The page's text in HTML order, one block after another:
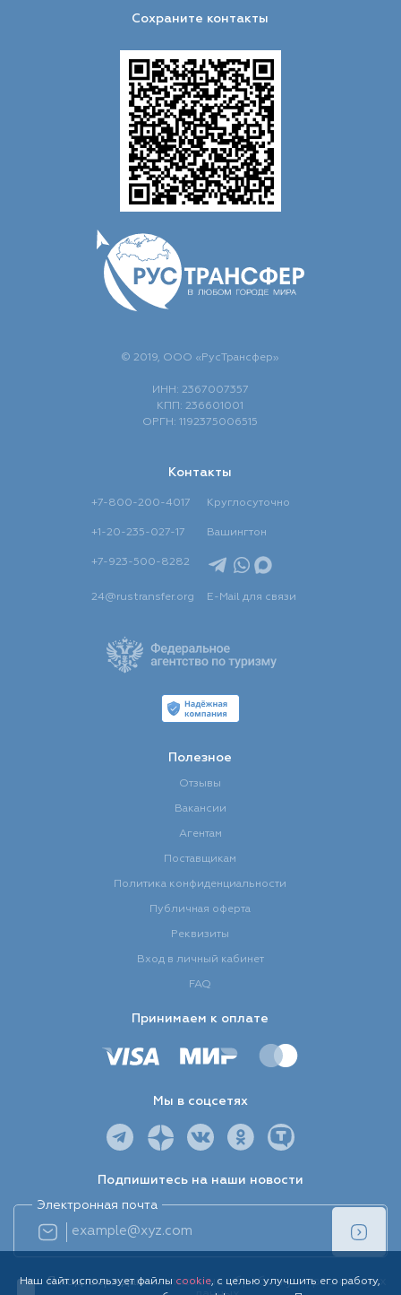
Сохраните контакты
© 2019, ООО «РусТрансфер»
ИНН: 2367007357
КПП: 236601001
ОРГН: 1192375006515
Контакты
+7-800-200-4017 Круглосуточно
+1-20-235-027-17 Вашингтон
+7-923-500-8282
24@rustransfer.org E-Mail для связи
Полезное
Отзывы
Вакансии
Агентам
Поставщикам
Политика конфиденциальности
Публичная оферта
Реквизиты
Вход в личный кабинет
FAQ
Принимаем к оплате
Мы в соцсетях
Подпишитесь на наши новости
Электронная почта
Я подтверждаюсогласие на обработку персональных
Наш сайт использует файлы cookie, с целью улучшить его работу,